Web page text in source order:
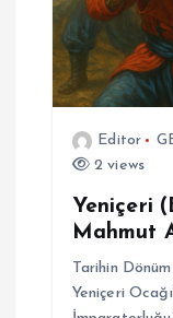
Editor
2 views
Yeniçeri
Mahmut
Tarihin
Yeniçeri